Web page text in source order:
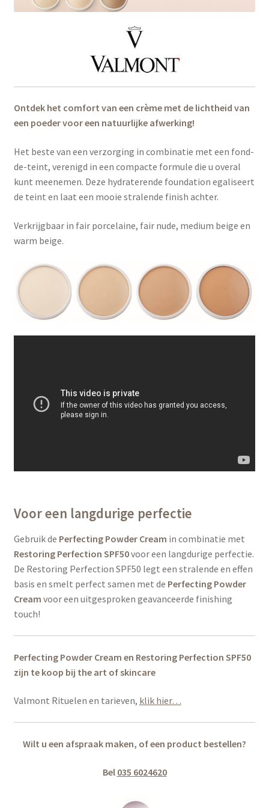
Ontdek het comfort van een crème met de lichtheid van
een poeder voor een natuurlijke afwerking!
Het beste van een verzorging in combinatie met een fond-
de-teint, verenigd in een compacte formule die u overal
kunt meenemen. Deze hydraterende foundation egaliseert
de teint en laat een mooie stralende finish achter.
Verkrijgbaar in fair porcelaine, fair nude, medium beige en
warm beige.
Voor een langdurige perfectie
Gebruik de Perfecting Powder Cream in combinatie met
Restoring Perfection SPF50voor een langdurige perfectie.
De Restoring Perfection SPF50 legt een stralende en effen
basis en smelt perfect samen met de Perfecting Powder
Cream voor een uitgesproken geavanceerde finishing
touch!
Perfecting Powder Cream en Restoring Perfection SPF50
zijn te koop bij the art of skincare
Valmont Rituelen en tarieven, klik hier…
Wilt u een afspraak maken, of een product bestellen?
Bel 035 6024620